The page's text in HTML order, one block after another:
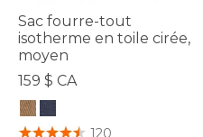
Sac fourre-tout
isotherme en toile cirée,
moyen
159 $ CA
3,4 sur 5 Évaluation des clients
120